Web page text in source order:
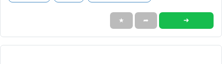
★ ➦ ➜